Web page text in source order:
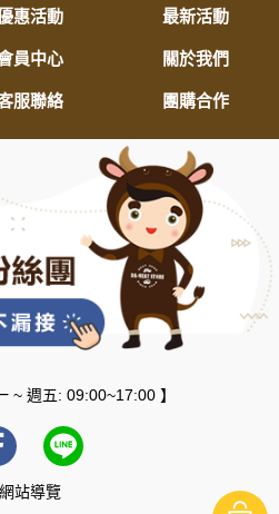
惠活動 最新活動
員中心 關於我們
服聯絡 團購合作
~ 週五: 09:00~17:00 】
網站導覽